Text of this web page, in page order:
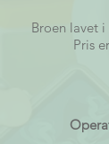
Broen lavet
Pris